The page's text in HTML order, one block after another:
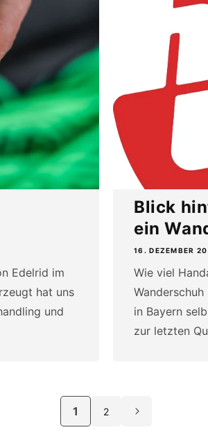
Edelrid im
hat uns
und
Blick
ein
16. DEZEMBER
Wie viel
in Bayern
zur letzten
1 2